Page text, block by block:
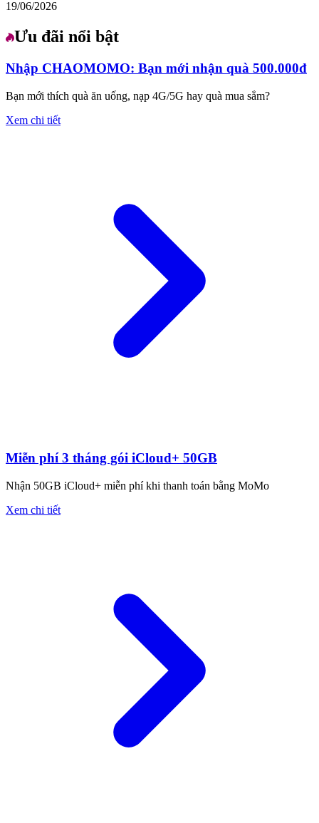
19/06/2026
Ưu đãi nổi bật
Nhập CHAOMOMO: Bạn mới nhận quà 500.000đ
Bạn mới thích quà ăn uống, nạp 4G/5G hay quà mua sắm?
Xem chi tiết
Miễn phí 3 tháng gói iCloud+ 50GB
Nhận 50GB iCloud+ miễn phí khi thanh toán bằng MoMo
Xem chi tiết